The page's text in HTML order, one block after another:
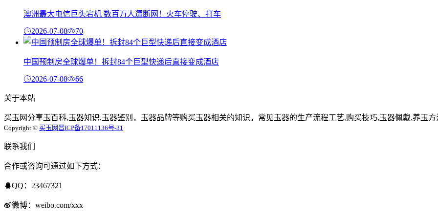
澳洲最大电信巨头宕机 数百万人遭断网！火车停驶、打车
2026-07-08 70
中国预制房全球爆单！拆封84个巨型快递后直接变成酒店
2026-07-08 66
关于本站
买玉网分享玉百科,玉器知识,玉器鉴别，玉器品牌等购买玉器相关的知识，常见玉器的生产流程工艺,购买技巧,玉器佩戴,养玉方
Copyright © 买玉网晋ICP备17011136号-31
联系我们
合作或咨询可通过如下方式：
QQ：23467321
微博：weibo.com/xxx